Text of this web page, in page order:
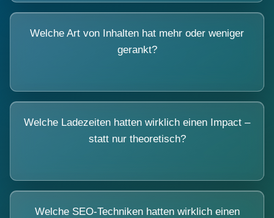
Welche Art von Inhalten hat mehr oder weniger
gerankt?
Welche Ladezeiten hatten wirklich einen Impact –
statt nur theoretisch?
Welche SEO-Techniken hatten wirklich einen